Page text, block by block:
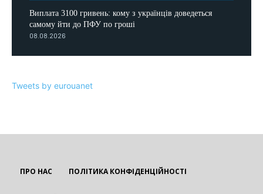
Виплата 3100 гривень: кому з українців доведеться
самому йти до ПФУ по гроші
08.08.2026
Tweets by eurouanet
ПРО НАС ПОЛІТИКА КОНФІДЕНЦІЙНОСТІ